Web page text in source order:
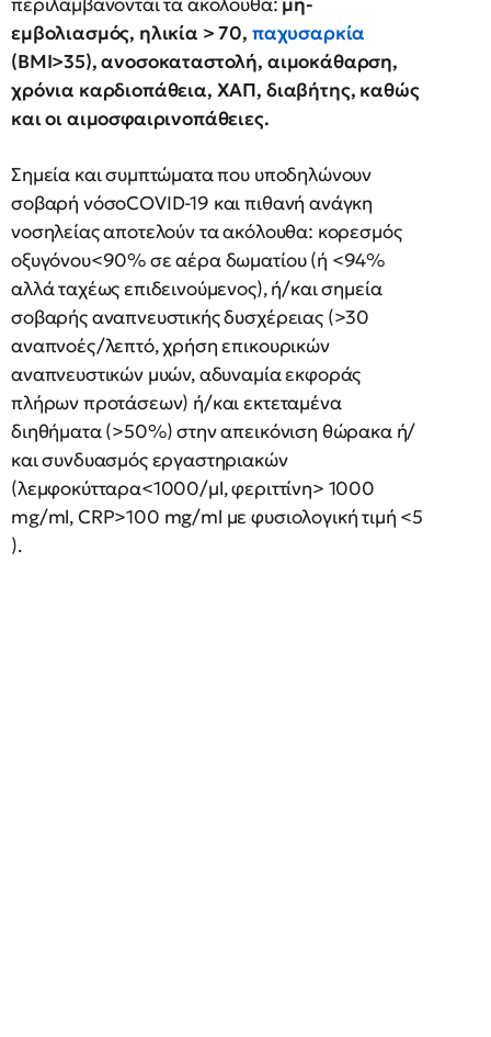
εμβολιασμός, ηλικία > 70, παχυσαρκία
(ΒΜΙ>35), ανοσοκαταστολή, αιμοκάθαρση,
χρόνια καρδιοπάθεια, ΧΑΠ, διαβήτης, καθώς
και οι αιμοσφαιρινοπάθειες.
Σημεία και συμπτώματα που υποδηλώνουν
σοβαρή νόσοCOVID-19 και πιθανή ανάγκη
νοσηλείας αποτελούν τα ακόλουθα: κορεσμός
οξυγόνου<90% σε αέρα δωματίου (ή <94%
αλλά ταχέως επιδεινούμενος), ή/και σημεία
σοβαρής αναπνευστικής δυσχέρειας (>30
αναπνοές/λεπτό, χρήση επικουρικών
αναπνευστικών μυών, αδυναμία εκφοράς
πλήρων προτάσεων) ή/και εκτεταμένα
διηθήματα (>50%) στην απεικόνιση θώρακα ή/
και συνδυασμός εργαστηριακών
(λεμφοκύτταρα<1000/μl, φεριττίνη> 1000
mg/ml, CRP>100 mg/ml με φυσιολογική τιμή <5
).